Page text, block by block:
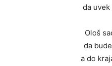
da
Ološ
da
a do